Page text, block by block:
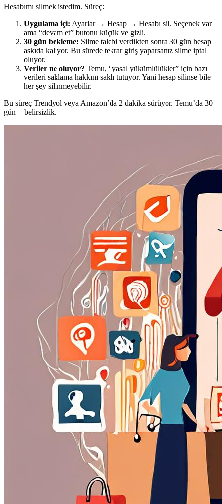
Hesabımı silmek istedim. Süreç:
Uygulama içi: Ayarlar → Hesap → Hesabı sil. Seçenek var
ama “devam et” butonu küçük ve gizli.
30 gün bekleme: Silme talebi verdikten sonra 30 gün hesap
askıda kalıyor. Bu sürede tekrar giriş yaparsanız silme iptal
oluyor.
Veriler ne oluyor? Temu, “yasal yükümlülükler” için bazı
verileri saklama hakkını saklı tutuyor. Yani hesap silinse bile
her şey silinmeyebilir.
Bu süreç Trendyol veya Amazon’da 2 dakika sürüyor. Temu’da 30
gün + belirsizlik.